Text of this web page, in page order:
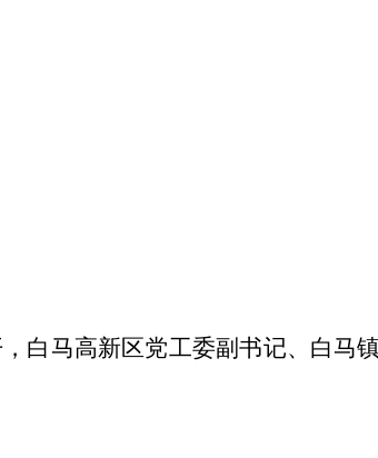
白马高新区党工委副书记、白马